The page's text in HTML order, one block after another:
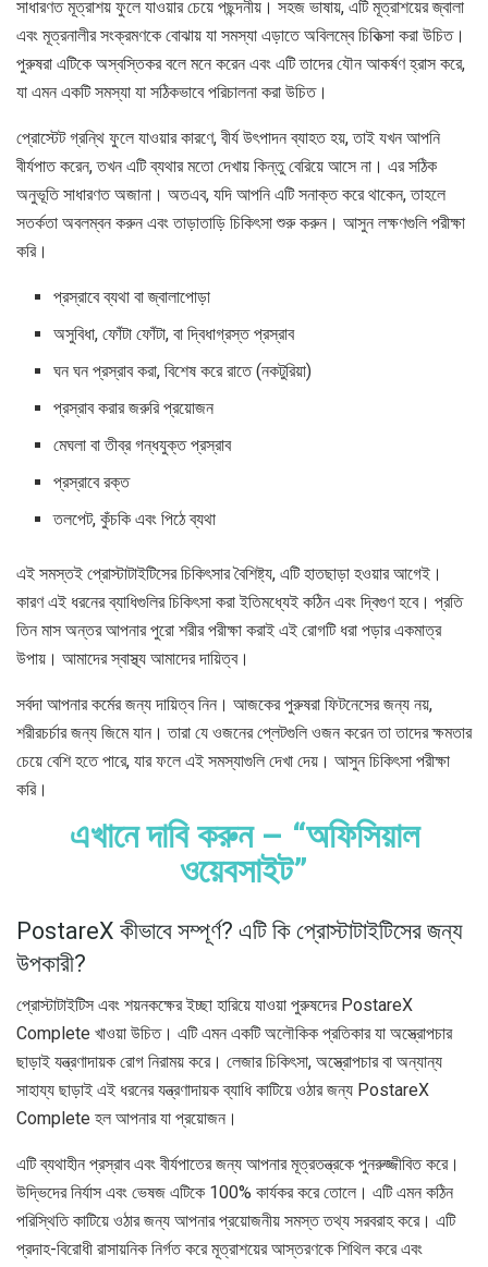
সাধারণত মূত্রাশয় ফুলে যাওয়ার চেয়ে পছন্দনীয়। সহজ ভাষায়, এটি মূত্রাশয়ের জ্বালা
এবং মূত্রনালীর সংক্রমণকে বোঝায় যা সমস্যা এড়াতে অবিলম্বে চিকিত্সা করা উচিত।
পুরুষরা এটিকে অস্বস্তিকর বলে মনে করেন এবং এটি তাদের যৌন আকর্ষণ হ্রাস করে,
যা এমন একটি সমস্যা যা সঠিকভাবে পরিচালনা করা উচিত।
প্রোস্টেট গ্রন্থি ফুলে যাওয়ার কারণে, বীর্য উৎপাদন ব্যাহত হয়, তাই যখন আপনি
বীর্যপাত করেন, তখন এটি ব্যথার মতো দেখায় কিন্তু বেরিয়ে আসে না। এর সঠিক
অনুভূতি সাধারণত অজানা। অতএব, যদি আপনি এটি সনাক্ত করে থাকেন, তাহলে
সতর্কতা অবলম্বন করুন এবং তাড়াতাড়ি চিকিৎসা শুরু করুন। আসুন লক্ষণগুলি পরীক্ষা
করি।
প্রস্রাবে ব্যথা বা জ্বালাপোড়া
অসুবিধা, ফোঁটা ফোঁটা, বা দ্বিধাগ্রস্ত প্রস্রাব
ঘন ঘন প্রস্রাব করা, বিশেষ করে রাতে (নকটুরিয়া)
প্রস্রাব করার জরুরি প্রয়োজন
মেঘলা বা তীব্র গন্ধযুক্ত প্রস্রাব
প্রস্রাবে রক্ত
​​তলপেট, কুঁচকি এবং পিঠে ব্যথা
এই সমস্তই প্রোস্টাটাইটিসের চিকিৎসার বৈশিষ্ট্য, এটি হাতছাড়া হওয়ার আগেই।
কারণ এই ধরনের ব্যাধিগুলির চিকিৎসা করা ইতিমধ্যেই কঠিন এবং দ্বিগুণ হবে। প্রতি
তিন মাস অন্তর আপনার পুরো শরীর পরীক্ষা করাই এই রোগটি ধরা পড়ার একমাত্র
উপায়। আমাদের স্বাস্থ্য আমাদের দায়িত্ব।
সর্বদা আপনার কর্মের জন্য দায়িত্ব নিন। আজকের পুরুষরা ফিটনেসের জন্য নয়,
শরীরচর্চার জন্য জিমে যান। তারা যে ওজনের প্লেটগুলি ওজন করেন তা তাদের ক্ষমতার
চেয়ে বেশি হতে পারে, যার ফলে এই সমস্যাগুলি দেখা দেয়। আসুন চিকিৎসা পরীক্ষা
করি।
এখানে দাবি করুন – “অফিসিয়াল
ওয়েবসাইট”
PostareX কীভাবে সম্পূর্ণ? এটি কি প্রোস্টাটাইটিসের জন্য
উপকারী?
প্রোস্টাটাইটিস এবং শয়নকক্ষের ইচ্ছা হারিয়ে যাওয়া পুরুষদের PostareX
Complete খাওয়া উচিত। এটি এমন একটি অলৌকিক প্রতিকার যা অস্ত্রোপচার
ছাড়াই যন্ত্রণাদায়ক রোগ নিরাময় করে। লেজার চিকিৎসা, অস্ত্রোপচার বা অন্যান্য
সাহায্য ছাড়াই এই ধরনের যন্ত্রণাদায়ক ব্যাধি কাটিয়ে ওঠার জন্য PostareX
Complete হল আপনার যা প্রয়োজন।
এটি ব্যথাহীন প্রস্রাব এবং বীর্যপাতের জন্য আপনার মূত্রতন্ত্রকে পুনরুজ্জীবিত করে।
উদ্ভিদের নির্যাস এবং ভেষজ এটিকে 100% কার্যকর করে তোলে। এটি এমন কঠিন
পরিস্থিতি কাটিয়ে ওঠার জন্য আপনার প্রয়োজনীয় সমস্ত তথ্য সরবরাহ করে। এটি
প্রদাহ-বিরোধী রাসায়নিক নির্গত করে মূত্রাশয়ের আস্তরণকে শিথিল করে এবং